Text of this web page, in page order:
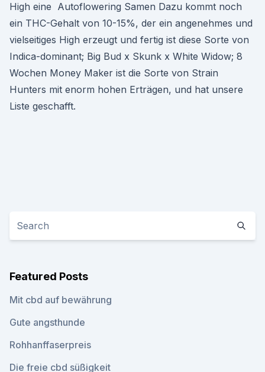
High eine Autoflowering Samen Dazu kommt noch
ein THC-Gehalt von 10-15%, der ein angenehmes und
vielseitiges High erzeugt und fertig ist diese Sorte von
Indica-dominant; Big Bud x Skunk x White Widow; 8
Wochen Money Maker ist die Sorte von Strain
Hunters mit enorm hohen Erträgen, und hat unsere
Liste geschafft.
Featured Posts
Mit cbd auf bewährung
Gute angsthunde
Rohhanffaserpreis
Die freie cbd süßigkeit